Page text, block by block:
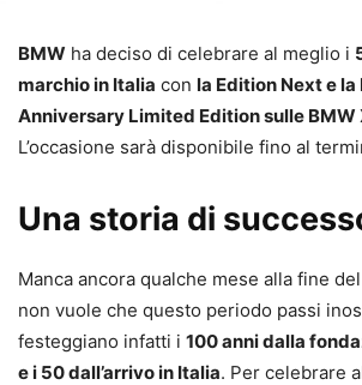
BMW ha deciso di celebrare al meglio i
marchio in Italia con la Edition Next e
Anniversary Limited Edition sulle BMW
L’occasione sarà disponibile fino al
Una storia di
Manca ancora qualche mese alla fine
non vuole che questo periodo passi
festeggiano infatti i 100 anni dalla
e i 50 dall’arrivo in Italia. Per celebrare